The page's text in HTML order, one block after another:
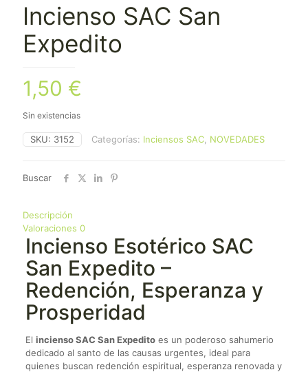
Incienso SAC San
Expedito
1,50 €
Sin existencias
SKU: 3152 Categorías: Inciensos SAC NOVEDADES
Buscar
Descripción
Valoraciones 0
Incienso Esotérico SAC
San Expedito –
Redención, Esperanza y
Prosperidad
El incienso SAC San Expeditoes un poderoso sahumerio
dedicado al santo de las causas urgentes, ideal para
quienes buscan redención espiritual, esperanza renovada y